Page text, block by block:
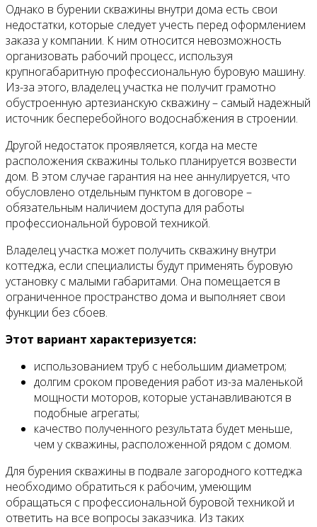
Однако в бурении скважины внутри дома есть свои
недостатки, которые следует учесть перед оформлением
заказа у компании. К ним относится невозможность
организовать рабочий процесс, используя
крупногабаритную профессиональную буровую машину.
Из-за этого, владелец участка не получит грамотно
обустроенную артезианскую скважину – самый надежный
источник бесперебойного водоснабжения в строении.
Другой недостаток проявляется, когда на месте
расположения скважины только планируется возвести
дом. В этом случае гарантия на нее аннулируется, что
обусловлено отдельным пунктом в договоре –
обязательным наличием доступа для работы
профессиональной буровой техникой.
Владелец участка может получить скважину внутри
коттеджа, если специалисты будут применять буровую
установку с малыми габаритами. Она помещается в
ограниченное пространство дома и выполняет свои
функции без сбоев.
Этот вариант характеризуется:
использованием труб с небольшим диаметром;
долгим сроком проведения работ из-за маленькой
мощности моторов, которые устанавливаются в
подобные агрегаты;
качество полученного результата будет меньше,
чем у скважины, расположенной рядом с домом.
Для бурения скважины в подвале загородного коттеджа
необходимо обратиться к рабочим, умеющим
обращаться с профессиональной буровой техникой и
ответить на все вопросы заказчика. Из таких